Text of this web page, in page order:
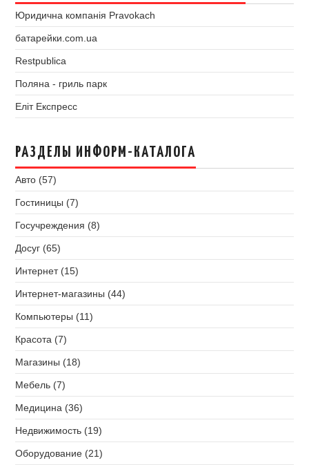
Юридична компанія Pravokach
батарейки.com.ua
Restpublica
Поляна - гриль парк
Еліт Експресс
РАЗДЕЛЫ ИНФОРМ-КАТАЛОГА
Авто (57)
Гостиницы (7)
Госучреждения (8)
Досуг (65)
Интернет (15)
Интернет-магазины (44)
Компьютеры (11)
Красота (7)
Магазины (18)
Мебель (7)
Медицина (36)
Недвижимость (19)
Оборудование (21)